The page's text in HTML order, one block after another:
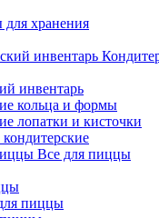
хранения
инвентарь
кольца и формы
лопатки и кисточки
Все для пиццы
пиццы